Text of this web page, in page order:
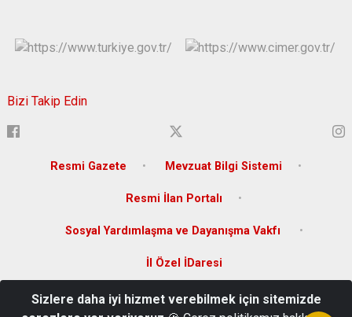
Bizi Takip Edin
Resmi Gazete Mevzuat Bilgi Sistemi
Resmi İlan Portalı
Sosyal Yardımlaşma ve Dayanışma Vakfı
İl Özel İDaresi
Sakabaşı Mah. Zeytindalı Bulvarı 144/B Karaman
Sizlere daha iyi hizmet verebilmek için sitemizde